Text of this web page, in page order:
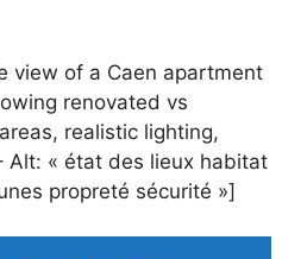
view of a Caen apartment
renovated vs
realistic lighting,
Alt: « état des lieux habitat
propreté sécurité »]